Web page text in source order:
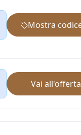
••••••
Mostra
Vai all'offerta